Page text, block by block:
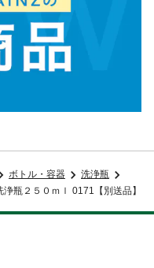
ボトル・容器
洗浄瓶
瓶２５０ｍｌ 0171【別送品】